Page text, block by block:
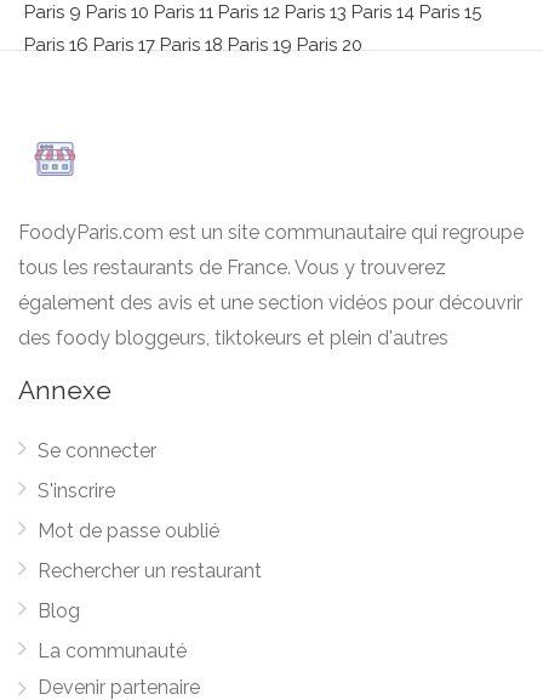
Paris 9 Paris 10 Paris 11 Paris 12 Paris 13 Paris 14 Paris 15
Paris 16 Paris 17 Paris 18 Paris 19 Paris 20
FoodyParis.com est un site communautaire qui regroupe
tous les restaurants de France. Vous y trouverez
également des avis et une section vidéos pour découvrir
des foody bloggeurs, tiktokeurs et plein d'autres
Annexe
Se connecter
S'inscrire
Mot de passe oublié
Rechercher un restaurant
Blog
La communauté
Devenir partenaire